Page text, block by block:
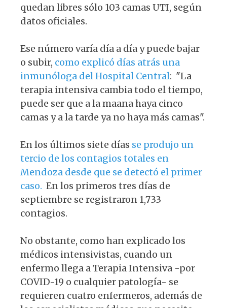
quedan libres sólo 103 camas UTI, según
datos oficiales.
Ese número varía día a día y puede bajar
o subir, como explicó días atrás una
inmunóloga del Hospital Central: "La
terapia intensiva cambia todo el tiempo,
puede ser que a la maana haya cinco
camas y a la tarde ya no haya más camas".
En los últimos siete días se produjo un
tercio de los contagios totales en
Mendoza desde que se detectó el primer
caso. En los primeros tres días de
septiembre se registraron 1,733
contagios.
No obstante, como han explicado los
médicos intensivistas, cuando un
enfermo llega a Terapia Intensiva -por
COVID-19 o cualquier patología- se
requieren cuatro enfermeros, además de